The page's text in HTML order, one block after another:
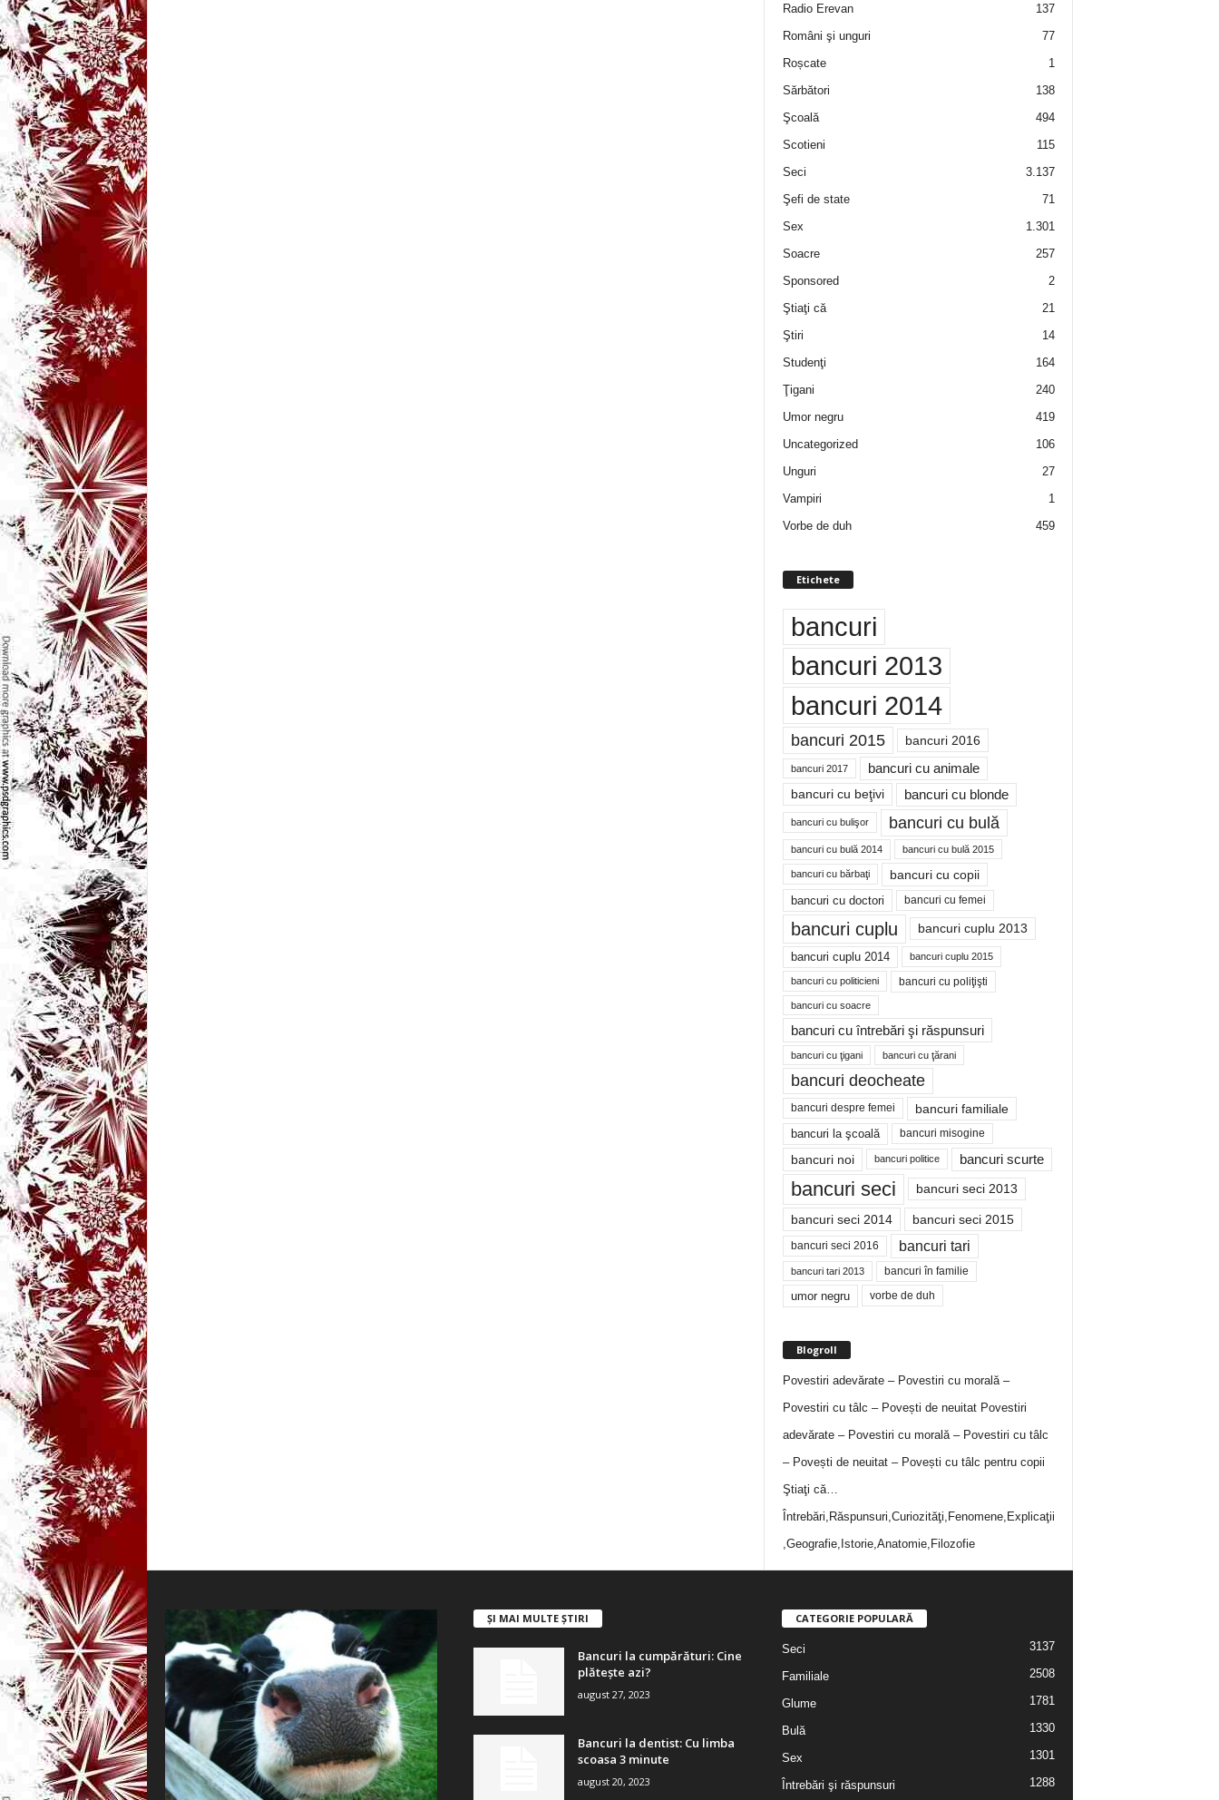
Radio Erevan
137
Români şi unguri
77
Roșcate
1
Sărbători
138
Şcoală
494
Scotieni
115
Seci
3.137
Şefi de state
71
Sex
1.301
Soacre
257
Sponsored
2
Ştiaţi că
21
Ştiri
14
Studenţi
164
Ţigani
240
Umor negru
419
Uncategorized
106
Unguri
27
Vampiri
1
Vorbe de duh
459
Etichete
bancuri
bancuri 2013
bancuri 2014
bancuri 2015 bancuri 2016
bancuri 2017 bancuri cu animale
bancuri cu beţivi bancuri cu blonde
bancuri cu bulişor bancuri cu bulă
bancuri cu bulă 2014 bancuri cu bulă 2015
bancuri cu bărbaţi bancuri cu copii
bancuri cu doctori bancuri cu femei
bancuri cuplu bancuri cuplu 2013
bancuri cuplu 2014 bancuri cuplu 2015
bancuri cu politicieni bancuri cu poliţişti
bancuri cu soacre
bancuri cu întrebări şi răspunsuri
bancuri cu ţigani bancuri cu ţărani
bancuri deocheate
bancuri despre femei bancuri familiale
bancuri la şcoală bancuri misogine
bancuri noi bancuri politice bancuri scurte
bancuri seci bancuri seci 2013
bancuri seci 2014 bancuri seci 2015
bancuri seci 2016 bancuri tari
bancuri tari 2013 bancuri în familie
umor negru vorbe de duh
Blogroll
Povestiri adevărate – Povestiri cu morală –
Povestiri cu tâlc – Povești de neuitatPovestiri
adevărate – Povestiri cu morală – Povestiri cu tâlc
– Povești de neuitat – Povești cu tâlc pentru copii
Ştiaţi că…
Întrebări,Răspunsuri,Curiozităţi,Fenomene,Explicaţii
,Geografie,Istorie,Anatomie,Filozofie
ȘI MAI MULTE ȘTIRI
Bancuri la cumpărături: Cine
plătește azi?
august 27, 2023
Bancuri la dentist: Cu limba
scoasa 3 minute
august 20, 2023
CATEGORIE POPULARĂ
Seci 3137
Familiale 2508
Glume 1781
Bulă 1330
Sex 1301
Întrebări şi răspunsuri 1288